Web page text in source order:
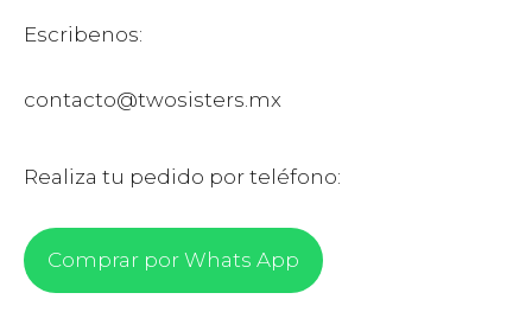
Escribenos:
contacto@twosisters.mx
Realiza tu pedido por teléfono:
Comprar por Whats App